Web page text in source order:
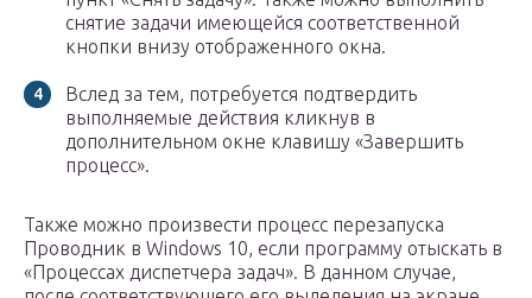
снятие задачи имеющейся соответственной
кнопки внизу отображенного окна.
Вслед за тем, потребуется подтвердить
выполняемые действия кликнув в
дополнительном окне клавишу «Завершить
процесс».
Также можно произвести процесс перезапуска
Проводник в Windows 10, если программу отыскать в
«Процессах диспетчера задач». В данном случае,